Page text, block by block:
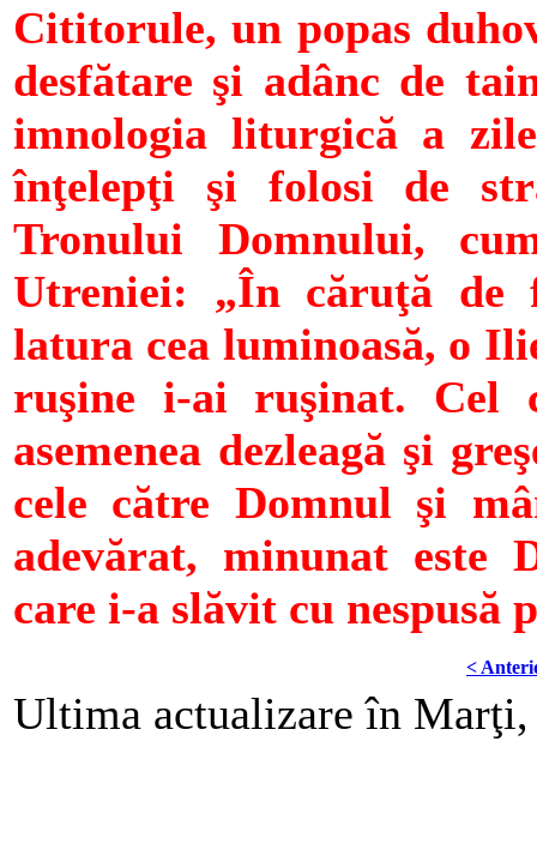
Cititorule, un popas
desfătare şi adânc de
imnologia liturgică a
înţelepţi şi folosi de
Tronului Domnului,
Utreniei: „În căruţă de
latura cea luminoasă, o
ruşine i-ai ruşinat. Cel
asemenea dezleagă şi
cele către Domnul şi
adevărat, minunat este
care i-a slăvit cu nespusă
<
Ultima actualizare în